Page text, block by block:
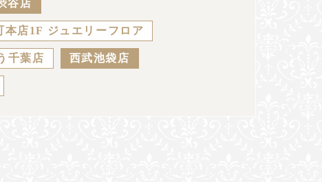
谷店
本店1F ジュエリーフロア
千葉店 西武池袋店